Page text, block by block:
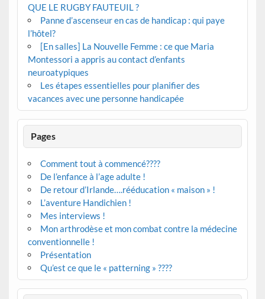
QUE LE RUGBY FAUTEUIL ?
Panne d’ascenseur en cas de handicap : qui paye
l’hôtel?
[En salles] La Nouvelle Femme : ce que Maria
Montessori a appris au contact d’enfants
neuroatypiques
Les étapes essentielles pour planifier des
vacances avec une personne handicapée
Pages
Comment tout à commencé????
De l’enfance à l’age adulte !
De retour d’Irlande….rééducation « maison » !
L’aventure Handichien !
Mes interviews !
Mon arthrodèse et mon combat contre la médecine
conventionnelle !
Présentation
Qu’est ce que le « patterning » ????